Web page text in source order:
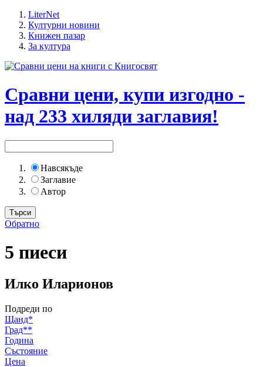
LiterNet
Културни новини
Книжен пазар
За култура
Сравни цени, купи изгодно -
над 233 хиляди заглавия!
Навсякъде
Заглавие
Автор
Обратно
5 пиеси
Илко Иларионов
Подреди по
Щанд*
Град**
Година
Състояние
Цена